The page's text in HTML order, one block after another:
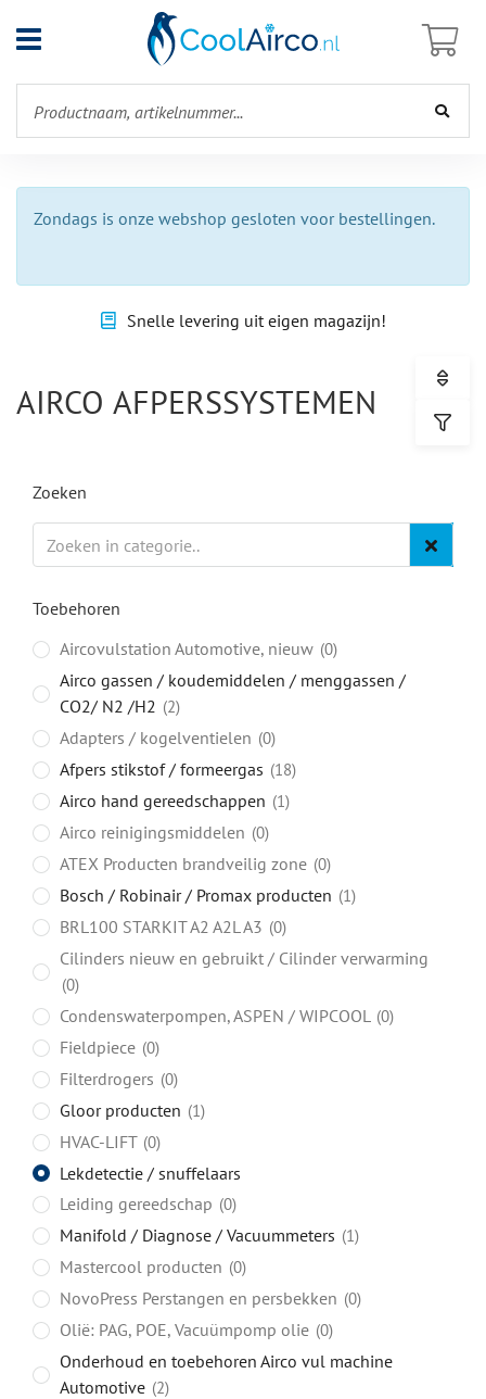
Open
menu
Zondags is onze webshop gesloten voor bestellingen.
Snelle levering uit eigen magazijn!
AIRCO AFPERSSYSTEMEN
Zoeken
Toebehoren
Aircovulstation Automotive, nieuw 0
Airco gassen / koudemiddelen / menggassen /
CO2/ N2 /H2
2
Adapters / kogelventielen 0
Afpers stikstof / formeergas 18
Airco hand gereedschappen 1
Airco reinigingsmiddelen 0
ATEX Producten brandveilig zone 0
Bosch / Robinair / Promax producten 1
BRL100 STARKIT A2 A2L A3 0
Cilinders nieuw en gebruikt / Cilinder verwarming
0
Condenswaterpompen, ASPEN / WIPCOOL 0
Fieldpiece 0
Filterdrogers 0
Gloor producten 1
HVAC-LIFT 0
Lekdetectie / snuffelaars
Leiding gereedschap 0
Manifold / Diagnose / Vacuummeters 1
Mastercool producten 0
NovoPress Perstangen en persbekken 0
Olië: PAG, POE, Vacuümpomp olie 0
Onderhoud en toebehoren Airco vul machine
Automotive 2